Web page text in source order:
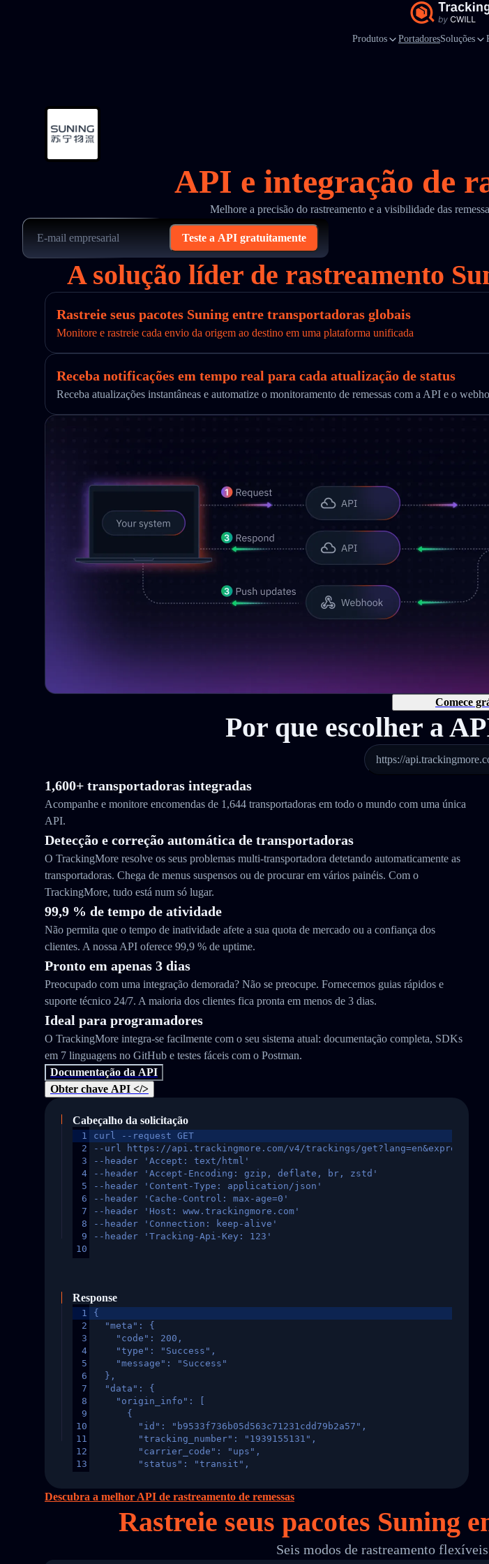
Produtos PortadoresSoluções
API e integração de
Melhore a precisão do rastreamento e a visibilidade das
Teste a API gratuitamente
A solução líder de rastreamento
Rastreie seus pacotes Suning entre transportadoras globais
Monitore e rastreie cada envio da origem ao destino em uma plataforma unificada
Receba notificações em tempo real para cada atualização de status
Receba atualizações instantâneas e automatize o monitoramento de remessas com a API e o
Comece
Por que escolher a
https://
1,600+ transportadoras integradas
Acompanhe e monitore encomendas de 1,644 transportadoras em todo o mundo com uma única
API.
Detecção e correção automática de transportadoras
O TrackingMore resolve os seus problemas multi-transportadora detetando automaticamente as
transportadoras. Chega de menus suspensos ou de procurar em vários painéis. Com o
TrackingMore, tudo está num só lugar.
99,9 % de tempo de atividade
Não permita que o tempo de inatividade afete a sua quota de mercado ou a confiança dos
clientes. A nossa API oferece 99,9 % de uptime.
Pronto em apenas 3 dias
Preocupado com uma integração demorada? Não se preocupe. Fornecemos guias rápidos e
suporte técnico 24/7. A maioria dos clientes fica pronta em menos de 3 dias.
Ideal para programadores
O TrackingMore integra-se facilmente com o seu sistema atual: documentação completa, SDKs
em 7 linguagens no GitHub e testes fáceis com o Postman.
Documentação da API
Obter chave API </>
Cabeçalho da solicitação
1
2
3
4
5
6
7
8
9
10
curl --request GET
--url https://api.trackingmore.com/v4/trackings/
--header 'Accept: text/html'
--header 'Accept-Encoding: gzip, deflate, br, zstd'
--header 'Content-Type: application/json'
--header 'Cache-Control: max-age=0'
--header 'Host: www.trackingmore.com'
--header 'Connection: keep-alive'
--header 'Tracking-Api-Key: 123'
Response
1
2
3
4
5
6
7
8
9
10
11
12
13
16
{
  "meta": {
    "code": 200,
    "type": "Success",
    "message": "Success"
  },
  "data": {
    "origin_info": [
      {
        "id": "b9533f736b05d563c71231cdd79b2a57",
        "tracking_number": "1939155131",
        "carrier_code": "ups",
        "status": "transit",
        "itemTimeLength": 2,
        "weblink": "",
        "phone": null,
Descubra a melhor API de rastreamento de remessas
Rastreie seus pacotes Suning
Seis modos de rastreamento